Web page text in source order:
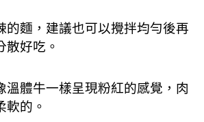
的麵，建議也可以攪拌均勻後再
散好吃。
溫體牛一樣呈現粉紅的感覺，肉
軟的。